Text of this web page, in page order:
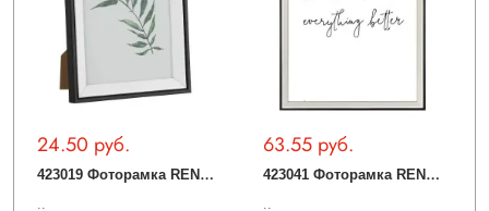
24.50 руб.
4
23019 Фоторамка RENABIE, L160, B18, H210, дерево, стекло, черный, белый
..
63.55 руб.
4
23041 Фоторамка RENABIE, L330, B18, H430, дерево, стекло, белый, черный
..